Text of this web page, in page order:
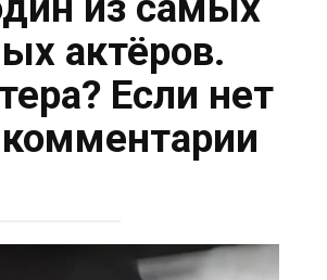
актёров.
Если нет